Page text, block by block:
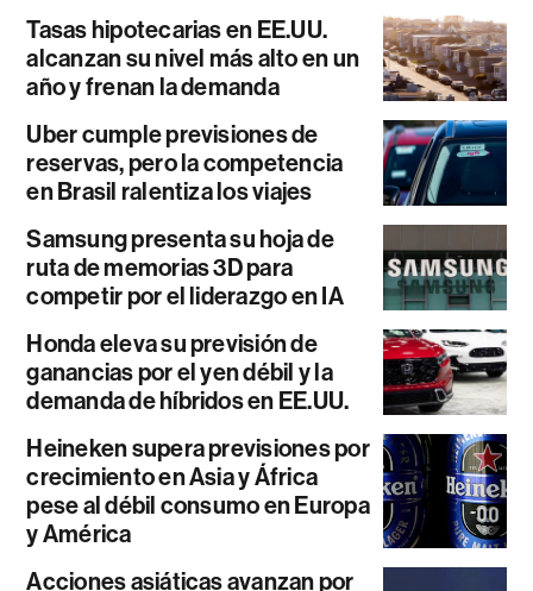
Tasas hipotecarias en EE.UU.
alcanzan su nivel más alto en un
año y frenan la demanda
Uber cumple previsiones de
reservas, pero la competencia
en Brasil ralentiza los viajes
Samsung presenta su hoja de
ruta de memorias 3D para
competir por el liderazgo en IA
Honda eleva su previsión de
ganancias por el yen débil y la
demanda de híbridos en EE.UU.
Heineken supera previsiones por
crecimiento en Asia y África
pese al débil consumo en Europa
y América
Acciones asiáticas avanzan por